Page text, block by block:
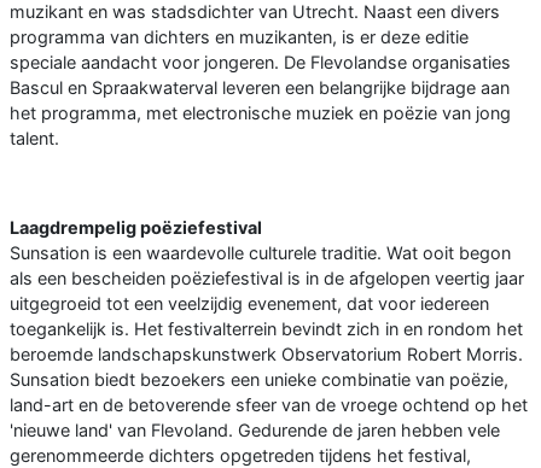
muzikant en was stadsdichter van Utrecht. Naast een divers
programma van dichters en muzikanten, is er deze editie
speciale aandacht voor jongeren. De Flevolandse organisaties
Bascul en Spraakwaterval leveren een belangrijke bijdrage aan
het programma, met electronische muziek en poëzie van jong
talent.
Laagdrempelig poëziefestival
Sunsation is een waardevolle culturele traditie. Wat ooit begon
als een bescheiden poëziefestival is in de afgelopen veertig jaar
uitgegroeid tot een veelzijdig evenement, dat voor iedereen
toegankelijk is. Het festivalterrein bevindt zich in en rondom het
beroemde landschapskunstwerk Observatorium Robert Morris.
Sunsation biedt bezoekers een unieke combinatie van poëzie,
land-art en de betoverende sfeer van de vroege ochtend op het
'nieuwe land' van Flevoland. Gedurende de jaren hebben vele
gerenommeerde dichters opgetreden tijdens het festival,